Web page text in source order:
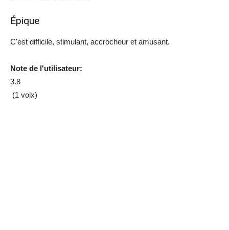
Épique
C'est difficile, stimulant, accrocheur et amusant.
Note de l'utilisateur:
3.8
(1 voix)